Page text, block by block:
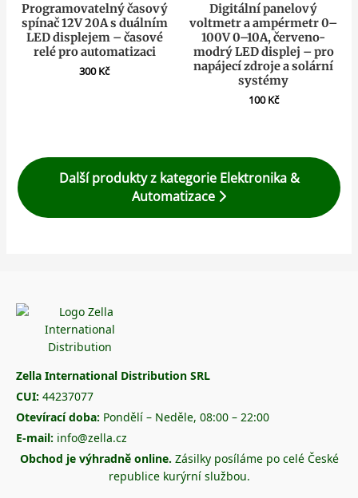
Programovatelný časový
spínač 12V 20A s duálním
LED displejem – časové
relé pro automatizaci
300Kč
Digitální panelový
voltmetr a ampérmetr 0–
100V 0–10A, červeno-
modrý LED displej – pro
napájecí zdroje a solární
systémy
100Kč
Další produkty z kategorie Elektronika &
Automatizace
Zella International Distribution SRL
CUI: 44237077
Otevírací doba: Pondělí – Neděle, 08:00 – 22:00
E-mail: info@zella.cz
Obchod je výhradně online. Zásilky posíláme po celé České
republice kurýrní službou.